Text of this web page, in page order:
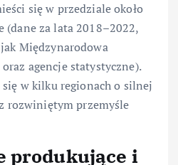
się w przedziale około
(dane za lata 2018–2022,
Międzynarodowa
agencje statystyczne).
w kilku regionach o silnej
rozwiniętym przemyśle
produkujące i